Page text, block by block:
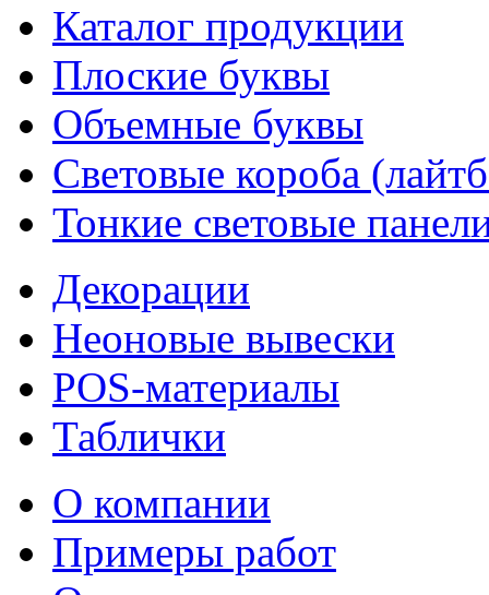
Каталог продукции
Плоские буквы
Объемные буквы
Световые короба
Тонкие световые
Декорации
Неоновые вывески
POS-материалы
Таблички
О компании
Примеры работ